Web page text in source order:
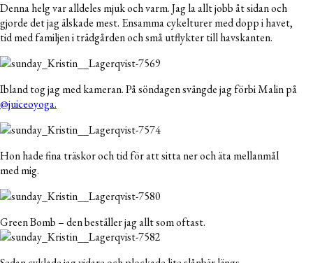
Denna helg var alldeles mjuk och varm. Jag la allt jobb åt sidan och
gjorde det jag älskade mest. Ensamma cykelturer med dopp i havet,
tid med familjen i trädgården och små utflykter till havskanten.
Ibland tog jag med kameran. På söndagen svängde jag förbi Malin på
@juiceoyoga.
Hon hade fina träskor och tid för att sitta ner och äta mellanmål
med mig.
Green Bomb – den beställer jag allt som oftast.